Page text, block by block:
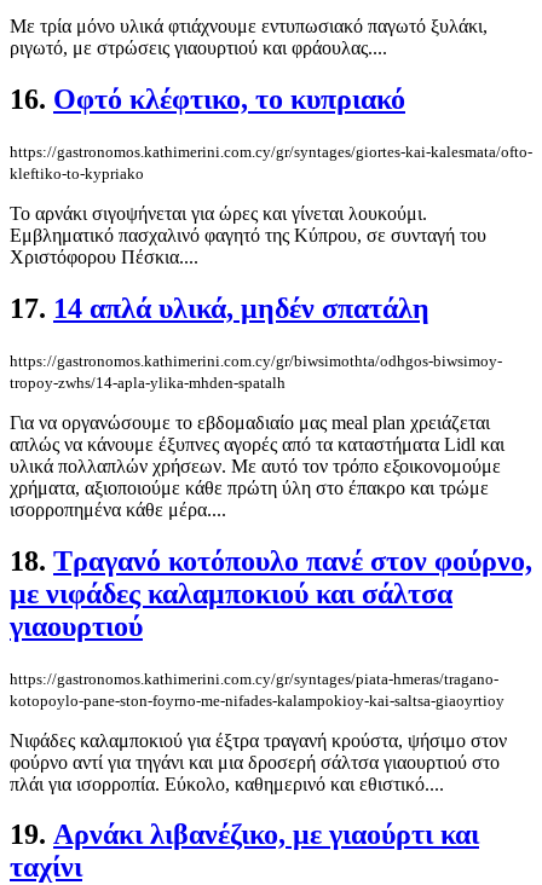
Με τρία μόνο υλικά φτιάχνουμε εντυπωσιακό παγωτό ξυλάκι,
ριγωτό, με στρώσεις γιαουρτιού και φράουλας....
16. Οφτό κλέφτικο, το κυπριακό
https://gastronomos.kathimerini.com.cy/gr/syntages/giortes-kai-kalesmata/ofto-
kleftiko-to-kypriako
Το αρνάκι σιγοψήνεται για ώρες και γίνεται λουκούμι.
Εμβληματικό πασχαλινό φαγητό της Κύπρου, σε συνταγή του
Χριστόφορου Πέσκια....
17. 14 απλά υλικά, μηδέν σπατάλη
https://gastronomos.kathimerini.com.cy/gr/biwsimothta/odhgos-biwsimoy-
tropoy-zwhs/14-apla-ylika-mhden-spatalh
Για να οργανώσουμε το εβδομαδιαίο μας meal plan χρειάζεται
απλώς να κάνουμε έξυπνες αγορές από τα καταστήματα Lidl και
υλικά πολλαπλών χρήσεων. Με αυτό τον τρόπο εξοικονομούμε
χρήματα, αξιοποιούμε κάθε πρώτη ύλη στο έπακρο και τρώμε
ισορροπημένα κάθε μέρα....
18. Τραγανό κοτόπουλο πανέ στον φούρνο,
με νιφάδες καλαμποκιού και σάλτσα
γιαουρτιού
https://gastronomos.kathimerini.com.cy/gr/syntages/piata-hmeras/tragano-
kotopoylo-pane-ston-foyrno-me-nifades-kalampokioy-kai-saltsa-giaoyrtioy
Νιφάδες καλαμποκιού για έξτρα τραγανή κρούστα, ψήσιμο στον
φούρνο αντί για τηγάνι και μια δροσερή σάλτσα γιαουρτιού στο
πλάι για ισορροπία. Εύκολο, καθημερινό και εθιστικό....
19. Αρνάκι λιβανέζικο, με γιαούρτι και
ταχίνι